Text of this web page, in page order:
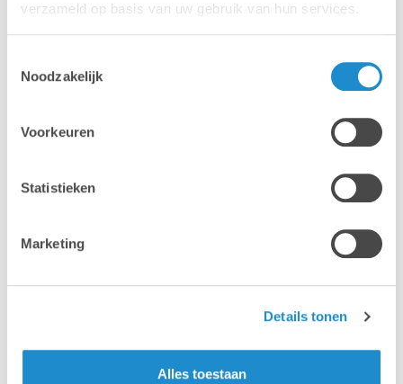
verzameld op basis van uw gebruik van hun services.
Noodzakelijk
Voorkeuren
Statistieken
Marketing
Details tonen
Alles toestaan
Eén platform dat zorgt voor iedere end-point in je IT
reageert op alle mogelijke bedreigingen op end-point
toestellen in scholen of bedrijven. Met de AI technologie
afwijkend proces bij de eind gebruiker wordt
bedreiging te snel af.